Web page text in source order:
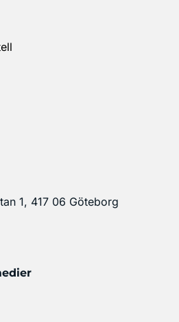
1, 417 06 Göteborg